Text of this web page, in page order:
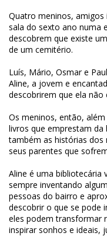
Quatro meninos, amigos
sala do sexto ano numa
descobrem que existe
de um cemitério.
Luís, Mário, Osmar e
Aline, a jovem e
descobrirem que ela não
Os meninos, então,
livros que emprestam
também as histórias
seus parentes que
Aline é uma bibliotecária
sempre inventando
pessoas do bairro e
descobrir o que se pode
eles podem transformar
inspirar sonhos e ideais,